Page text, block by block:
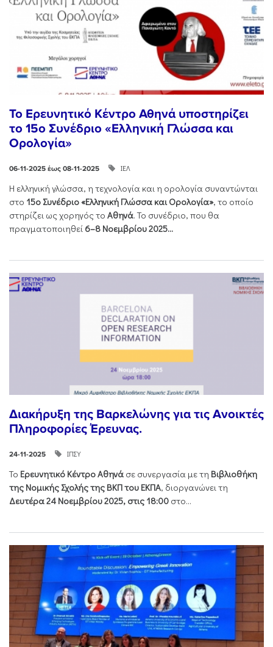
Το Ερευνητικό Κέντρο Αθηνά υποστηρίζει
το 15ο Συνέδριο «Ελληνική Γλώσσα και
Ορολογία»
06-11-2025 έως 08-11-2025 ΙΕΛ
Η ελληνική γλώσσα, η τεχνολογία και η ορολογία συναντώνται
στο 15ο Συνέδριο «Ελληνική Γλώσσα και Ορολογία», το οποίο
στηρίζει ως χορηγός το Αθηνά. Το συνέδριο, που θα
πραγματοποιηθεί 6–8 Νοεμβρίου 2025...
Διακήρυξη της Βαρκελώνης για τις Ανοικτές
Πληροφορίες Έρευνας.
24-11-2025 ΙΠΣΥ
Το Ερευνητικό Κέντρο Αθηνά σε συνεργασία με τη Βιβλιοθήκη
της Νομικής Σχολής της ΒΚΠ του ΕΚΠΑ, διοργανώνει τη
Δευτέρα 24 Νοεμβρίου 2025, στις 18:00 στο...